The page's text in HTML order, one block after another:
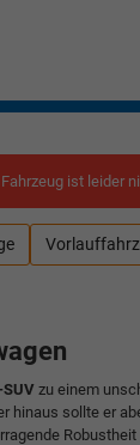
ist leider
zu einem
hinaus sollte er
Robustheit